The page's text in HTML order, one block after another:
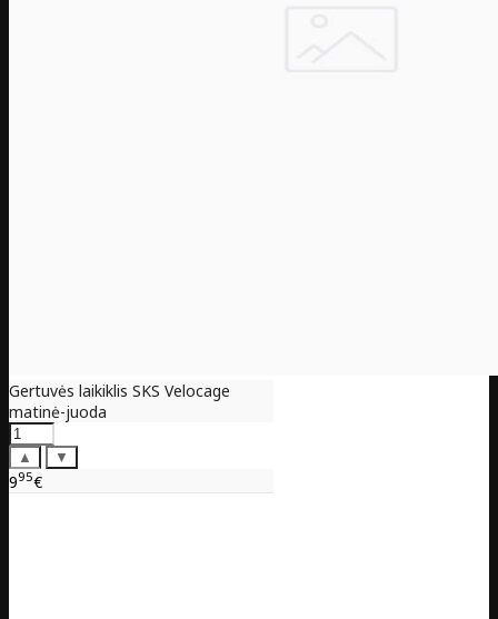
Gertuvės laikiklis SKS Velocage
matinė-juoda
▲ ▼
995€